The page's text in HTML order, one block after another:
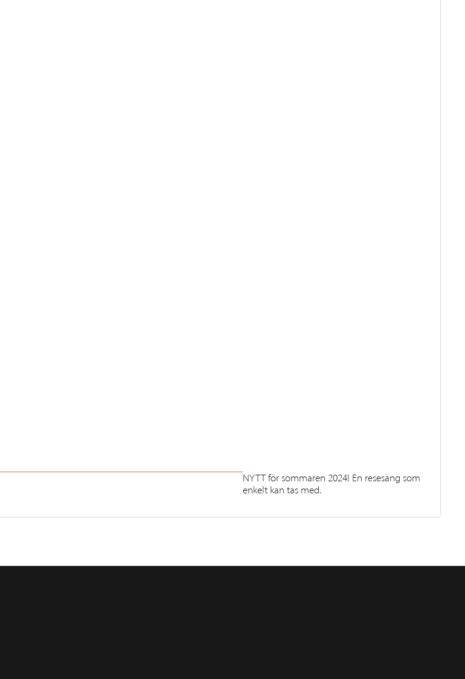
NYTT för sommaren 2024! En resesäng som
enkelt kan tas med.